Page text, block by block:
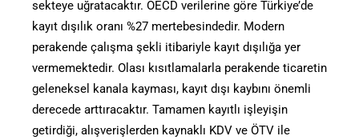
sekteye uğratacaktır. OECD verilerine göre Türkiye’de
kayıt dışılık oranı %27 mertebesindedir. Modern
perakende çalışma şekli itibariyle kayıt dışılığa yer
vermemektedir. Olası kısıtlamalarla perakende ticaretin
geleneksel kanala kayması, kayıt dışı kaybını önemli
derecede arttıracaktır. Tamamen kayıtlı işleyişin
getirdiği, alışverişlerden kaynaklı KDV ve ÖTV ile